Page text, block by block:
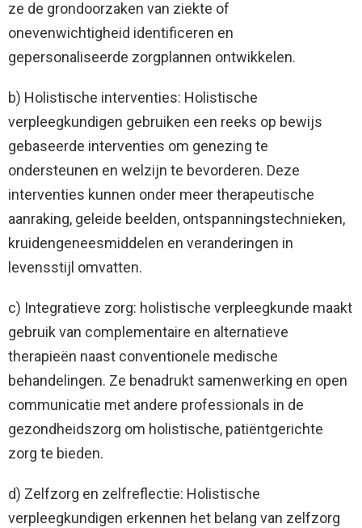
ze de grondoorzaken van ziekte of
onevenwichtigheid identificeren en
gepersonaliseerde zorgplannen ontwikkelen.
b) Holistische interventies: Holistische
verpleegkundigen gebruiken een reeks op bewijs
gebaseerde interventies om genezing te
ondersteunen en welzijn te bevorderen. Deze
interventies kunnen onder meer therapeutische
aanraking, geleide beelden, ontspanningstechnieken,
kruidengeneesmiddelen en veranderingen in
levensstijl omvatten.
c) Integratieve zorg: holistische verpleegkunde maakt
gebruik van complementaire en alternatieve
therapieën naast conventionele medische
behandelingen. Ze benadrukt samenwerking en open
communicatie met andere professionals in de
gezondheidszorg om holistische, patiëntgerichte
zorg te bieden.
d) Zelfzorg en zelfreflectie: Holistische
verpleegkundigen erkennen het belang van zelfzorg